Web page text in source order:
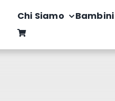
Chi Siamo Bambini